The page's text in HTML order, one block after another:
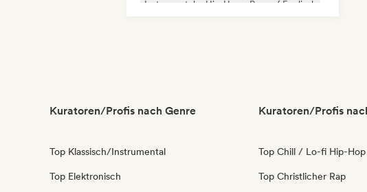
Instrumentaler Hip-Hop
Rap auf Englisch
Kuratoren/Profis nach Genre
Top Klassisch/Instrumental
Top Elektronisch
Kuratoren/Profis
Top Chill / Lo-fi Hip-Hop
Top Christlicher Rap